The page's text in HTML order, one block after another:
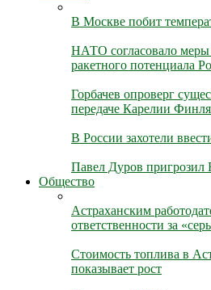
В Москве побит
НАТО согласовало меры
ракетного потенциала
Горбачев опроверг
передаче Карелии
В России захотели
Павел Дуров пригрозил
Общество
Астраханским
ответственности за
Стоимость топлива в
показывает рост